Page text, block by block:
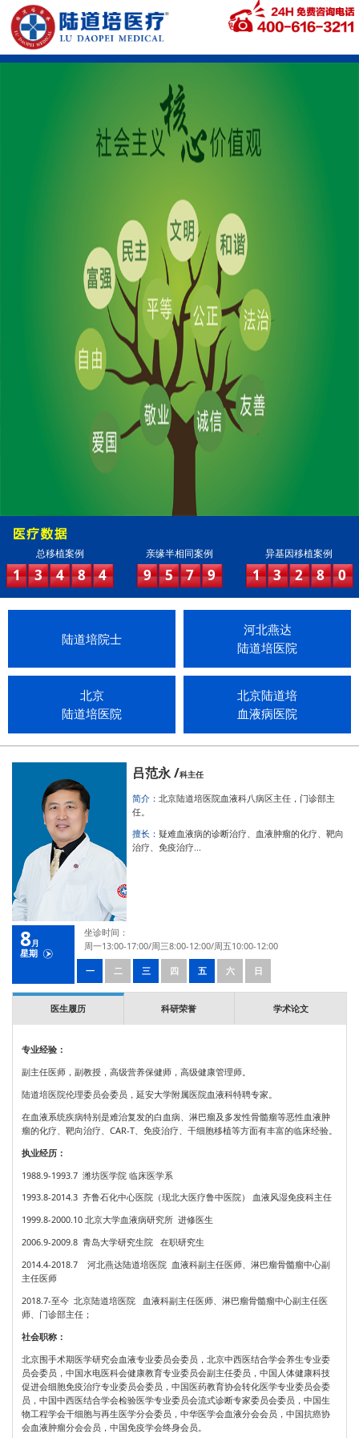
总移植案例
1 3 4 8 4
亲缘半相同案例
9 5 7 9
异基因移植案例
1 3 2 8 0
陆道培院士
河北燕达
陆道培医院
北京
陆道培医院
北京陆道培
血液病医院
吕范永 /科主任
简介：北京陆道培医院血液科八病区主任，门诊部主
任。
擅长：疑难血液病的诊断治疗、血液肿瘤的化疗、靶向
治疗、免疫治疗...
8月
星期
一
二 三 四 五 六 日
坐诊时间：
周一13:00-17:00/周三8:00-12:00/周五10:00-12:00
医生履历 科研荣誉 学术论文
专业经验：
副主任医师，副教授，高级营养保健师，高级健康管理师。
陆道培医院伦理委员会委员，延安大学附属医院血液科特聘专家。
在血液系统疾病特别是难治复发的白血病、淋巴瘤及多发性骨髓瘤等恶性血液肿
瘤的化疗、靶向治疗、CAR-T、免疫治疗、干细胞移植等方面有丰富的临床经验。
执业经历：
1988.9-1993.7 潍坊医学院 临床医学系
1993.8-2014.3 齐鲁石化中心医院（现北大医疗鲁中医院） 血液风湿免疫科主任
1999.8-2000.10 北京大学血液病研究所 进修医生
2006.9-2009.8 青岛大学研究生院 在职研究生
2014.4-2018.7 河北燕达陆道培医院 血液科副主任医师、淋巴瘤骨髓瘤中心副
主任医师
2018.7-至今 北京陆道培医院 血液科副主任医师、淋巴瘤骨髓瘤中心副主任医
师、门诊部主任；
社会职称：
北京围手术期医学研究会血液专业委员会委员，北京中西医结合学会养生专业委
员会委员，中国水电医科会健康教育专业委员会副主任委员，中国人体健康科技
促进会细胞免疫治疗专业委员会委员，中国医药教育协会转化医学专业委员会委
员，中国中西医结合学会检验医学专业委员会流式诊断专家委员会委员，中国生
物工程学会干细胞与再生医学分会委员，中华医学会血液分会会员，中国抗癌协
会血液肿瘤分会会员，中国免疫学会终身会员。